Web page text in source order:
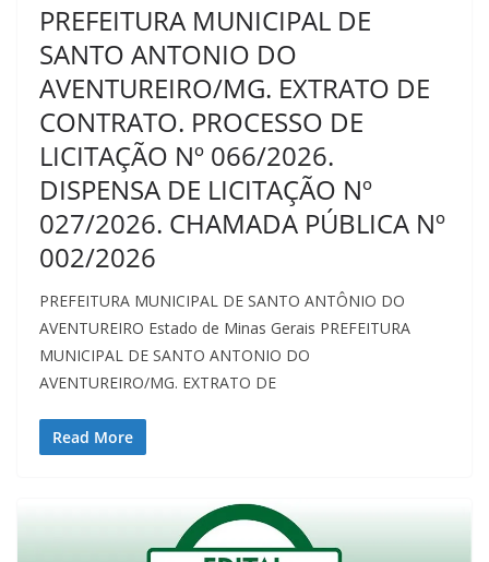
PREFEITURA MUNICIPAL DE
SANTO ANTONIO DO
AVENTUREIRO/MG. EXTRATO DE
CONTRATO. PROCESSO DE
LICITAÇÃO Nº 066/2026.
DISPENSA DE LICITAÇÃO Nº
027/2026. CHAMADA PÚBLICA Nº
002/2026
PREFEITURA MUNICIPAL DE SANTO ANTÔNIO DO
AVENTUREIRO Estado de Minas Gerais PREFEITURA
MUNICIPAL DE SANTO ANTONIO DO
AVENTUREIRO/MG. EXTRATO DE
Read More